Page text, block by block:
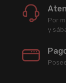
Por
y